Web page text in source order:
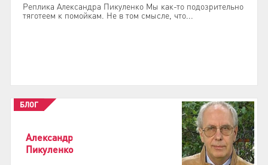
Реплика Александра Пикуленко Мы как-то подозрительно
тяготеем к помойкам. Не в том смысле, что...
Александр
Пикуленко
БЛОГ